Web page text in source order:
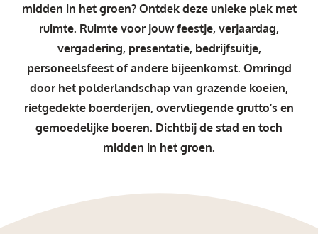
midden in het groen? Ontdek deze unieke plek met
ruimte. Ruimte voor jouw feestje, verjaardag,
vergadering, presentatie, bedrijfsuitje,
personeelsfeest of andere bijeenkomst. Omringd
door het polderlandschap van grazende koeien,
rietgedekte boerderijen, overvliegende grutto’s en
gemoedelijke boeren. Dichtbij de stad en toch
midden in het groen.